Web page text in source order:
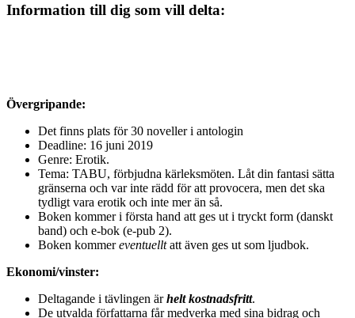
Information till dig som vill delta:
Övergripande:
Det finns plats för 30 noveller i antologin
Deadline: 16 juni 2019
Genre: Erotik.
Tema: TABU, förbjudna kärleksmöten. Låt din fantasi sätta
gränserna och var inte rädd för att provocera, men det ska
tydligt vara erotik och inte mer än så.
Boken kommer i första hand att ges ut i tryckt form (danskt
band) och e-bok (e-pub 2).
Boken kommereventuelltatt även ges ut som ljudbok.
Ekonomi/vinster:
Deltagande i tävlingen ärhelt kostnadsfritt.
De utvalda författarna får medverka med sina bidrag och